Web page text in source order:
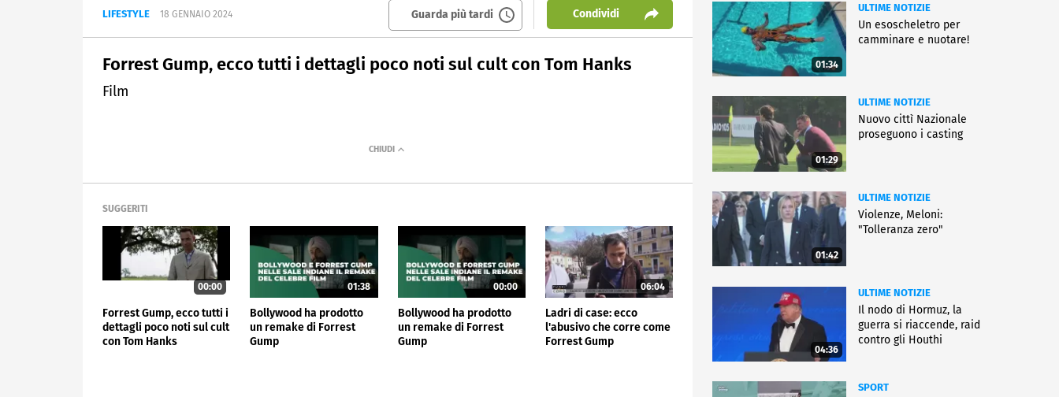
LIFESTYLE 18 GENNAIO 2024 Guarda più tardi Condividi
Forrest Gump, ecco tutti i dettagli poco noti sul cult con Tom Hanks
Film
SUGGERITI
00:00
Forrest Gump, ecco tutti i
dettagli poco noti sul cult
con Tom Hanks
01:38
Bollywood ha prodotto
un remake di Forrest
Gump
00:00
Bollywood ha prodotto
un remake di Forrest
Gump
06:04
Ladri di case: ecco
l'abusivo che corre come
Forrest Gump
01:34
ULTIME NOTIZIE
Un esoscheletro per
camminare e nuotare!
01:29
ULTIME NOTIZIE
Nuovo cittì Nazionale
proseguono i casting
01:42
ULTIME NOTIZIE
Violenze, Meloni:
"Tolleranza zero"
04:36
ULTIME NOTIZIE
Il nodo di Hormuz, la
guerra si riaccende, raid
contro gli Houthi
SPORT